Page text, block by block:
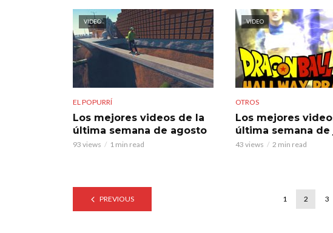
VIDEO
EL POPURRÍ
Los mejores videos de la
última semana de agosto
93 views 1 min read
VIDEO
OTROS
Los mejores
última semana
43 views 2 min read
PREVIOUS 1 2 3